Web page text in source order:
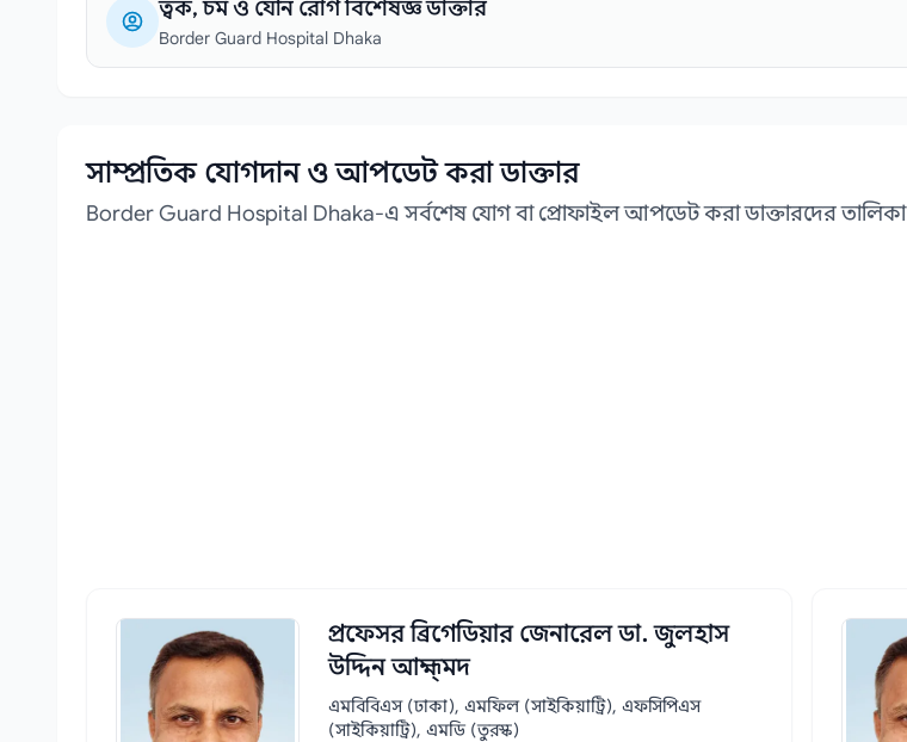
ত্বক, চর্ম ও যৌন রোগ বিশেষজ্ঞ ডাক্তার
Border Guard Hospital Dhaka
সাম্প্রতিক যোগদান ও আপডেট করা ডাক্তার
Border Guard Hospital Dhaka-এ সর্বশেষ যোগ বা প্রোফাইল আপডেট করা ডাক্তারদের তালিকা
প্রফেসর ব্রিগেডিয়ার জেনারেল ডা. জুলহাস
উদ্দিন আহ্ম্মদ
এমবিবিএস (ঢাকা), এমফিল (সাইকিয়াট্রি), এফসিপিএস
(সাইকিয়াট্রি), এমডি (তুরস্ক)